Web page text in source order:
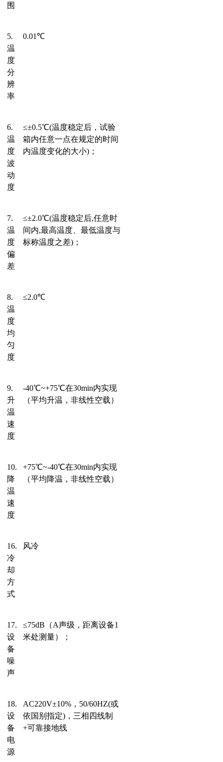
围
5.
温
度
分
辨
率
0.01℃
6.
温
度
波
动
度
≤±0.5℃(温度稳定后，试验
箱内任意一点在规定的时间
内温度变化的大小) ；
7.
温
度
偏
差
≤±2.0℃(温度稳定后,任意时
间内,最高温度、最低温度与
标称温度之差) ；
8.
温
度
均
匀
度
≤2.0℃
9.
升
温
速
度
-40℃~+75℃在30min内实现
（平均升温，非线性空载）
10.
降
温
速
度
+75℃~-40℃在30min内实现
（平均降温，非线性空载）
16.
冷
却
方
式
风冷
17.
设
备
噪
声
≤75dB （A声级 ，距离设备1
米处测量） ；
18.
设
备
电
源
AC220V±10% ， 50/60HZ(或
依国别指定) ，三相四线制
+可靠接地线